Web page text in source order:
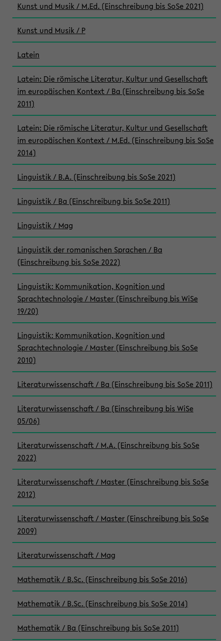
Kunst und Musik / M.Ed. (Einschreibung bis SoSe 2021)
Kunst und Musik / P
Latein
Latein: Die römische Literatur, Kultur und Gesellschaft
im europäischen Kontext / Ba (Einschreibung bis SoSe
2011)
Latein: Die römische Literatur, Kultur und Gesellschaft
im europäischen Kontext / M.Ed. (Einschreibung bis SoSe
2014)
Linguistik / B.A. (Einschreibung bis SoSe 2021)
Linguistik / Ba (Einschreibung bis SoSe 2011)
Linguistik / Mag
Linguistik der romanischen Sprachen / Ba
(Einschreibung bis SoSe 2022)
Linguistik: Kommunikation, Kognition und
Sprachtechnologie / Master (Einschreibung bis WiSe
19/20)
Linguistik: Kommunikation, Kognition und
Sprachtechnologie / Master (Einschreibung bis SoSe
2010)
Literaturwissenschaft / Ba (Einschreibung bis SoSe 2011)
Literaturwissenschaft / Ba (Einschreibung bis WiSe
05/06)
Literaturwissenschaft / M.A. (Einschreibung bis SoSe
2022)
Literaturwissenschaft / Master (Einschreibung bis SoSe
2012)
Literaturwissenschaft / Master (Einschreibung bis SoSe
2009)
Literaturwissenschaft / Mag
Mathematik / B.Sc. (Einschreibung bis SoSe 2016)
Mathematik / B.Sc. (Einschreibung bis SoSe 2014)
Mathematik / Ba (Einschreibung bis SoSe 2011)